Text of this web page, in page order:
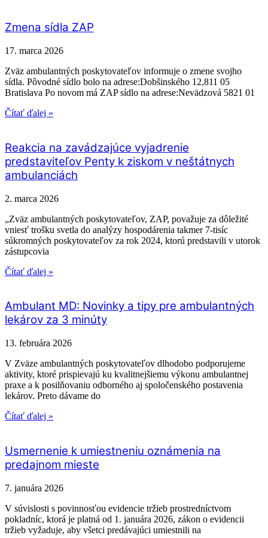
Zmena sídla ZAP
17. marca 2026
Zväz ambulantných poskytovateľov informuje o zmene svojho
sídla. Pôvodné sídlo bolo na adrese:Dobšinského 12,811 05
Bratislava Po novom má ZAP sídlo na adrese:Nevädzová 5821 01
Čítať ďalej »
Reakcia na zavádzajúce vyjadrenie
predstaviteľov Penty k ziskom v neštátnych
ambulanciách
2. marca 2026
„Zväz ambulantných poskytovateľov, ZAP, považuje za dôležité
vniesť trošku svetla do analýzy hospodárenia takmer 7-tisíc
súkromných poskytovateľov za rok 2024, ktorú predstavili v utorok
zástupcovia
Čítať ďalej »
Ambulant MD: Novinky a tipy pre ambulantných
lekárov za 3 minúty
13. februára 2026
V Zväze ambulantných poskytovateľov dlhodobo podporujeme
aktivity, ktoré prispievajú ku kvalitnejšiemu výkonu ambulantnej
praxe a k posilňovaniu odborného aj spoločenského postavenia
lekárov. Preto dávame do
Čítať ďalej »
Usmernenie k umiestneniu oznámenia na
predajnom mieste
7. januára 2026
V súvislosti s povinnosťou evidencie tržieb prostredníctvom
pokladníc, ktorá je platná od 1. januára 2026, zákon o evidencii
tržieb vyžaduje, aby všetci predávajúci umiestnili na